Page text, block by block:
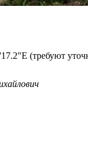
(требуют